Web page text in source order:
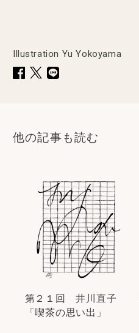
Illustration Yu Yokoyama
他の記事も読む
第２１回 井川直子
「喫茶の思い出」